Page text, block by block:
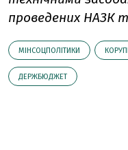
проведених НАЗК
МІНСОЦПОЛІТИКИ
ДЕРЖБЮДЖЕТ